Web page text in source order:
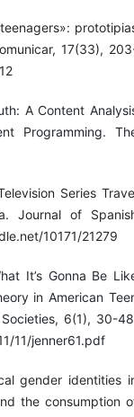
17(33),
A Content
Programming.
Series
Journal of
10171/21279
It’s Gonna Be
in American
6(1), 30-
11/jenner61.pdf
gender identities
the consumption